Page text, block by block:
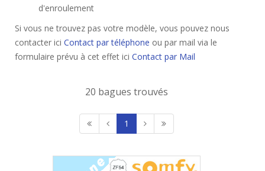
d'enroulement
Si vous ne trouvez pas votre modèle, vous pouvez nous
contacter ici Contact par téléphone ou par mail via le
formulaire prévu à cet effet ici Contact par Mail
20 bagues trouvés
1